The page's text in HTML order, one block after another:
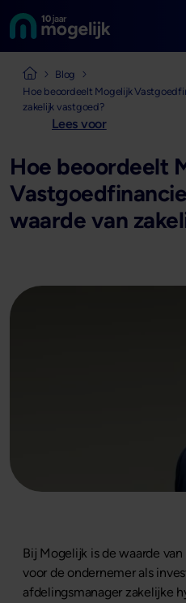
Naar de homepage van
Naar de homepage van
Blog
Hoe beoordeelt Mogelijk
zakelijk vastgoed?
Lees voor
Hoe beoordeelt
waarde van
Bij Mogelijk is de waarde
voor de ondernemer als
afdelingsmanager zakelijke